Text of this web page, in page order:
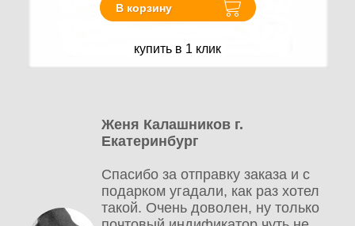
В корзину
купить в 1 клик
Женя Калашников г.
Екатеринбург
Спасибо за отправку заказа и с
подарком угадали, как раз хотел
такой. Очень доволен, ну только